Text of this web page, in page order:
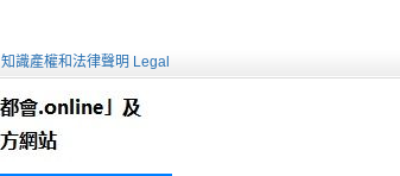
知識產權和法律聲明 Legal